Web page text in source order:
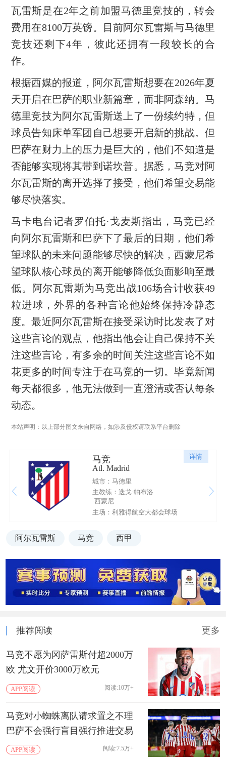
瓦雷斯是在2年之前加盟马德里竞技的，转会
费用在8100万英镑。目前阿尔瓦雷斯与马德里
竞技还剩下4年，彼此还拥有一段较长的合
作。
根据西媒的报道，阿尔瓦雷斯想要在2026年夏
天开启在巴萨的职业新篇章，而非阿森纳。马
德里竞技为阿尔瓦雷斯送上了一份续约特，但
球员告知床单军团自己想要开启新的挑战。但
巴萨在财力上的压力是巨大的，他们不知道是
否能够实现将其带到诺坎普。据悉，马竞对阿
尔瓦雷斯的离开选择了接受，他们希望交易能
够尽快落实。
马卡电台记者罗伯托·戈麦斯指出，马竞已经
向阿尔瓦雷斯和巴萨下了最后的日期，他们希
望球队的未来问题能够尽快的解决，西蒙尼希
望球队核心球员的离开能够降低负面影响至最
低。阿尔瓦雷斯为马竞出战106场合计收获49
粒进球，外界的各种言论他始终保持冷静态
度。最近阿尔瓦雷斯在接受采访时比发表了对
这些言论的观点，他指出他会让自己保持不关
注这些言论，有多余的时间关注这些言论不如
花更多的时间专注于在马竞的一切。毕竟新闻
每天都很多，他无法做到一直澄清或否认每条
动态。
本站声明：以上部分图文来自网络，如涉及侵权请联系平台删除
详情
马竞
Atl. Madrid
城市：马德里
主教练：迭戈·帕布洛
·西蒙尼
主场：利雅得航空大都会球场
阿尔瓦雷斯 马竞 西甲
推荐阅读 更多
马竞不愿为冈萨雷斯付超2000万
欧 尤文开价3000万欧元
APP阅读 阅读:10万+
马竞对小蜘蛛离队请求置之不理
巴萨不会强行盲目强行推进交易
APP阅读 阅读:7.5万+